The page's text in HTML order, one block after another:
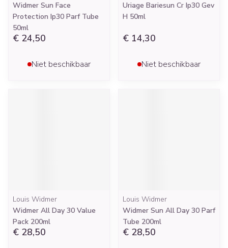
Widmer Sun Face
Protection Ip30 Parf Tube
50ml
€ 24,50
Niet beschikbaar
Uriage Bariesun Cr Ip30 Gev
H 50ml
€ 14,30
Niet beschikbaar
Louis Widmer
Widmer All Day 30 Value
Pack 200ml
€ 28,50
Louis Widmer
Widmer Sun All Day 30 Parf
Tube 200ml
€ 28,50